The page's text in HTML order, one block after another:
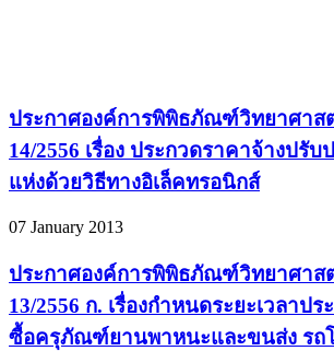
ประกาศองค์การพิพิธภัณฑ์วิทยาศาส
14/2556 เรื่อง ประกวดราคาจ้างปรับ
แห่งด้วยวิธีทางอิเล็คทรอนิกส์
07 January 2013
ประกาศองค์การพิพิธภัณฑ์วิทยาศาส
13/2556 ก. เรื่องกำหนดระยะเวลาป
ซื้อครุภัณฑ์ยานพาหนะและขนส่ง รถ